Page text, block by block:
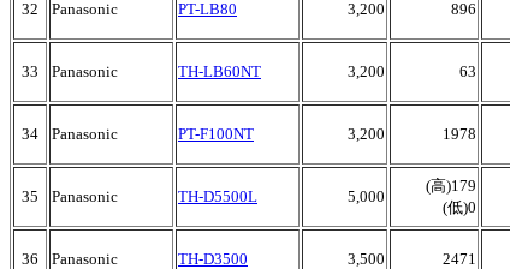
32 Panasonic PT-LB80 3,200 896
33 Panasonic TH-LB60NT 3,200 63
34 Panasonic PT-F100NT 3,200 1978
35 Panasonic TH-D5500L 5,000
(高)179
(低)0
36 Panasonic TH-D3500 3,500 2471